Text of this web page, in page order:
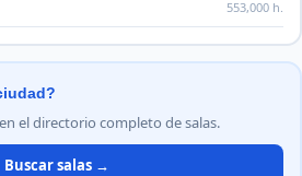
553,000 h.
el directorio completo de salas.
Buscar salas →